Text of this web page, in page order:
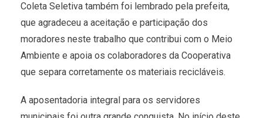
Coleta Seletiva também foi lembrado pela prefeita,
que agradeceu a aceitação e participação dos
moradores neste trabalho que contribui com o Meio
Ambiente e apoia os colaboradores da Cooperativa
que separa corretamente os materiais recicláveis.
A aposentadoria integral para os servidores